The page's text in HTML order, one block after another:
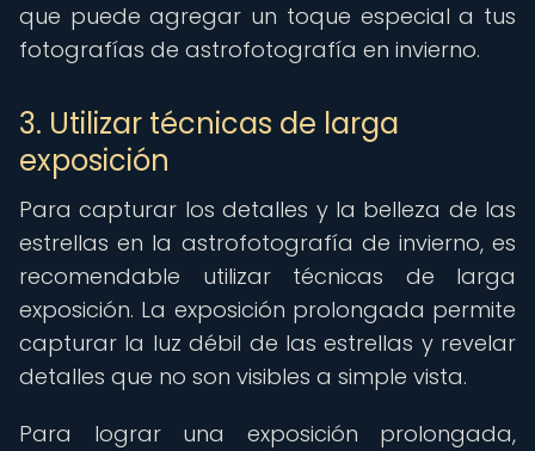
que puede agregar un toque especial a tus
fotografías de astrofotografía en invierno.
3. Utilizar técnicas de larga
exposición
Para capturar los detalles y la belleza de las
estrellas en la astrofotografía de invierno, es
recomendable utilizar técnicas de larga
exposición. La exposición prolongada permite
capturar la luz débil de las estrellas y revelar
detalles que no son visibles a simple vista.
Para lograr una exposición prolongada,